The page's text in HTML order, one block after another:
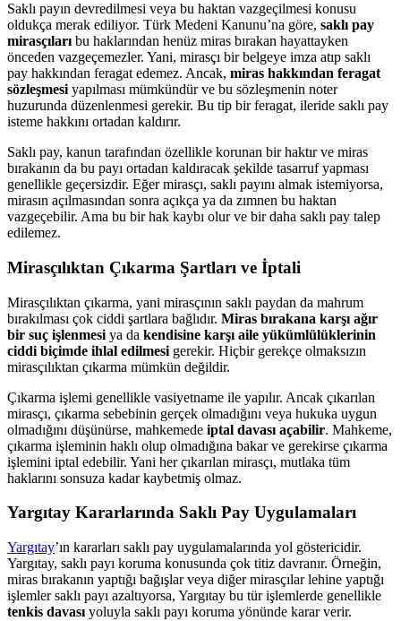
Saklı payın devredilmesi veya bu haktan vazgeçilmesi konusu
oldukça merak ediliyor. Türk Medeni Kanunu’na göre, saklı pay
mirasçıları bu haklarından henüz miras bırakan hayattayken
önceden vazgeçemezler. Yani, mirasçı bir belgeye imza atıp saklı
pay hakkından feragat edemez. Ancak, miras hakkından feragat
sözleşmesi yapılması mümkündür ve bu sözleşmenin noter
huzurunda düzenlenmesi gerekir. Bu tip bir feragat, ileride saklı pay
isteme hakkını ortadan kaldırır.
Saklı pay, kanun tarafından özellikle korunan bir haktır ve miras
bırakanın da bu payı ortadan kaldıracak şekilde tasarruf yapması
genellikle geçersizdir. Eğer mirasçı, saklı payını almak istemiyorsa,
mirasın açılmasından sonra açıkça ya da zımnen bu haktan
vazgeçebilir. Ama bu bir hak kaybı olur ve bir daha saklı pay talep
edilemez.
Mirasçılıktan Çıkarma Şartları ve İptali
Mirasçılıktan çıkarma, yani mirasçının saklı paydan da mahrum
bırakılması çok ciddi şartlara bağlıdır. Miras bırakana karşı ağır
bir suç işlenmesi ya da kendisine karşı aile yükümlülüklerinin
ciddi biçimde ihlal edilmesi gerekir. Hiçbir gerekçe olmaksızın
mirasçılıktan çıkarma mümkün değildir.
Çıkarma işlemi genellikle vasiyetname ile yapılır. Ancak çıkarılan
mirasçı, çıkarma sebebinin gerçek olmadığını veya hukuka uygun
olmadığını düşünürse, mahkemede iptal davası açabilir. Mahkeme,
çıkarma işleminin haklı olup olmadığına bakar ve gerekirse çıkarma
işlemini iptal edebilir. Yani her çıkarılan mirasçı, mutlaka tüm
haklarını sonsuza kadar kaybetmiş olmaz.
Yargıtay Kararlarında Saklı Pay Uygulamaları
Yargıtay’ın kararları saklı pay uygulamalarında yol göstericidir.
Yargıtay, saklı payı koruma konusunda çok titiz davranır. Örneğin,
miras bırakanın yaptığı bağışlar veya diğer mirasçılar lehine yaptığı
işlemler saklı payı azaltıyorsa, Yargıtay bu tür işlemlerde genellikle
tenkis davası yoluyla saklı payı koruma yönünde karar verir.